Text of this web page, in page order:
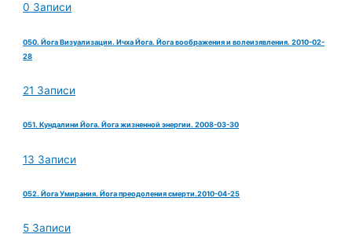
0 Записи
050. Йога Визуализации. Ичха Йога. Йога воображения и волеизявления. 2010-02-
28
21 Записи
051. Кундалини Йога. Йога жизненной энергии. 2008-03-30
13 Записи
052. Йога Умирания. Йога преодоления смерти.2010-04-25
5 Записи